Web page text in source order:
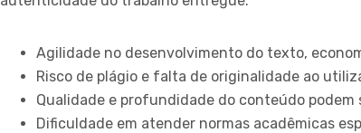
Agilidade no desenvolvimento do texto,
Risco de plágio e falta de originalidade ao
Qualidade e profundidade do conteúdo podem
Dificuldade em atender normas acadêmicas